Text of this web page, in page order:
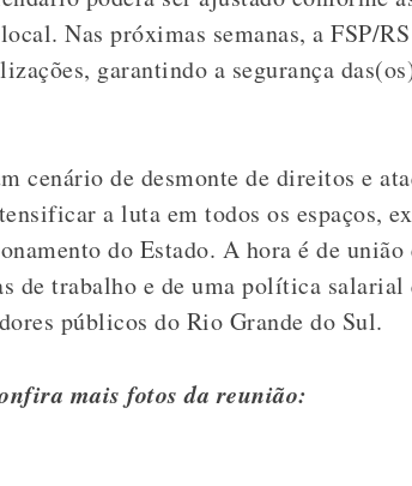
Nas próximas semanas, a FSP/
garantindo a segurança
cenário de desmonte de direitos e
a luta em todos os espaços,
do Estado. A hora é de
de trabalho e de uma política
públicos do Rio Grande do Sul.
mais fotos da reunião: